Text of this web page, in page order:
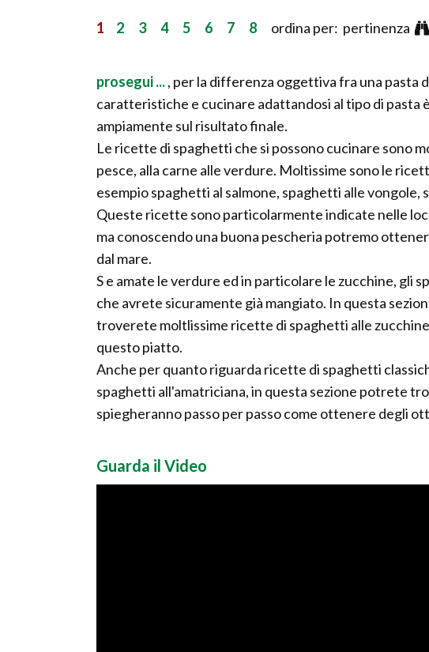
1 2 3 4 5 6 7 8 ordina per: pertinenza
prosegui ..., per la differenza oggettiva fra una pasta
caratteristiche e cucinare adattandosi al tipo di pasta
ampiamente sul risultato finale.
Le ricette di spaghetti che si possono cucinare sono
pesce, alla carne alle verdure. Moltissime sono le
esempio spaghetti al salmone, spaghetti alle
Queste ricette sono particolarmente indicate nelle
ma conoscendo una buona pescheria potremo
dal mare.
S e amate le verdure ed in particolare le zucchine, gli
che avrete sicuramente già mangiato. In questa
troverete moltlissime ricette di spaghetti alle
questo piatto.
Anche per quanto riguarda ricette di spaghetti
spaghetti all'amatriciana, in questa sezione potrete
spiegheranno passo per passo come ottenere degli
Guarda il Video